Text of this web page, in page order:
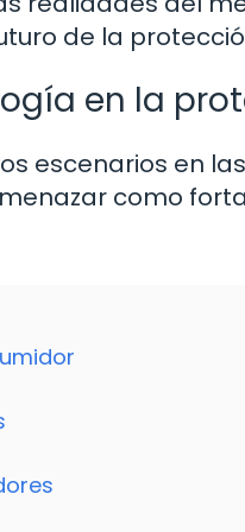
de la
en la
escenarios en
como